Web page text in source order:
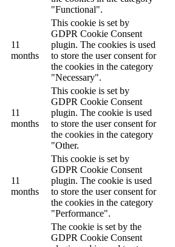
"Functional".
11
months
This cookie is set by
GDPR Cookie Consent
plugin. The cookies is used
to store the user consent for
the cookies in the category
"Necessary".
11
months
This cookie is set by
GDPR Cookie Consent
plugin. The cookie is used
to store the user consent for
the cookies in the category
"Other.
11
months
This cookie is set by
GDPR Cookie Consent
plugin. The cookie is used
to store the user consent for
the cookies in the category
"Performance".
The cookie is set by the
GDPR Cookie Consent